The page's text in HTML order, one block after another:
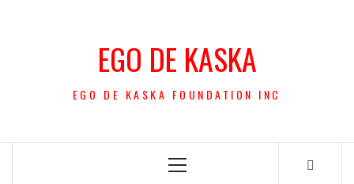
EGO DE KASKA
EGO DE KASKA FOUNDATION INC
Menú